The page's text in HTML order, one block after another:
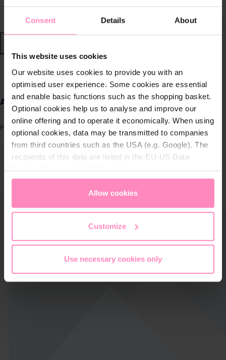
Consent Details About
This website uses cookies
Our website uses cookies to provide you with an
optimised user experience. Some cookies are essential
and enable basic functions such as the shopping basket.
Optional cookies help us to analyse and improve our
online offering and to operate it economically. When using
optional cookies, data may be transmitted to companies
from third countries such as the USA (e.g. Google). The
recipients of this data are listed in the EU-US Data
appropriate level of data protection. You canaccept all
only allow necessary cookies
access and change your chosen setting at any time in
Allow cookies
Customize
Use necessary cookies only
Nachhaltige Wassersysteme
Shop
Produkte für
zuhause
Lösungen für
Geschäftskunden
Aqualizer Home Violeta+ 12 Filtros
Produktnummer: SET10767
überspringen